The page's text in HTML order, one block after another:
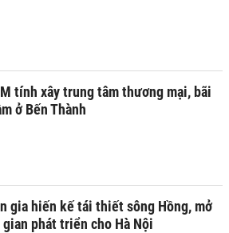
tính xây trung tâm thương mại, bãi
ở Bến Thành
gia hiến kế tái thiết sông Hồng, mở
gian phát triển cho Hà Nội